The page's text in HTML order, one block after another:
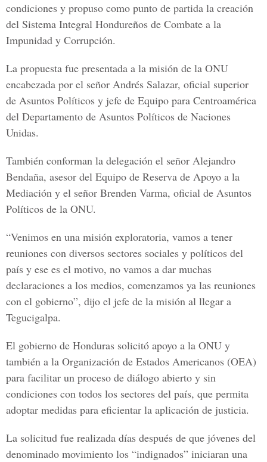
condiciones y propuso como punto de partida la creación
del Sistema Integral Hondureños de Combate a la
Impunidad y Corrupción.
La propuesta fue presentada a la misión de la ONU
encabezada por el señor Andrés Salazar, oficial superior
de Asuntos Políticos y jefe de Equipo para Centroamérica
del Departamento de Asuntos Políticos de Naciones
Unidas.
También conforman la delegación el señor Alejandro
Bendaña, asesor del Equipo de Reserva de Apoyo a la
Mediación y el señor Brenden Varma, oficial de Asuntos
Políticos de la ONU.
“Venimos en una misión exploratoria, vamos a tener
reuniones con diversos sectores sociales y políticos del
país y ese es el motivo, no vamos a dar muchas
declaraciones a los medios, comenzamos ya las reuniones
con el gobierno”, dijo el jefe de la misión al llegar a
Tegucigalpa.
El gobierno de Honduras solicitó apoyo a la ONU y
también a la Organización de Estados Americanos (OEA)
para facilitar un proceso de diálogo abierto y sin
condiciones con todos los sectores del país, que permita
adoptar medidas para eficientar la aplicación de justicia.
La solicitud fue realizada días después de que jóvenes del
denominado movimiento los “indignados” iniciaran una